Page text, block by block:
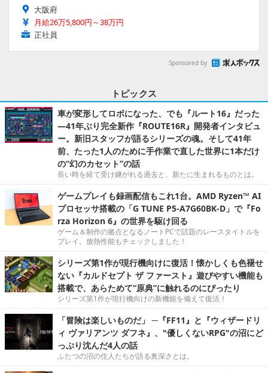
大阪府
月給26万5,800円～38万円
正社員
Sponsored by
トピックス
車が変形してロボになった、でも『ルート16』だった
―41年ぶり完全新作『ROUTE16R』開発者インタビュ
ー。新旧スタッフが語るシリーズの魂。そして41年
前、たった1人のために手作業で直した世界に1本だけ
の“幻のカセット”の話
長い時を経て受け継がれる過去と、新たに生まれるものとは。
ゲームプレイも録画配信もこれ1台。AMD Ryzen™ AI
プロセッサ搭載の「G TUNE P5-A7G60BK-D」で『Fo
rza Horizon 6』の世界を駆け回る
ゲーム＆制作の拠点となるノートPCで話題のレースタイトルを
プレイ。放熱性能もチェックしました！
シリーズ第1作が現行機向けに復活！懐かしくも色褪せ
ない『カルドセプト ザ ファースト』遊びやすい機能も
搭載で、あらためて“原典”に触れるのにぴったり
シリーズ第1作が現行機向けの新機能を備えて復活！
「冒険は楽しいものだ」 ─『FF11』と『ウィザードリ
ィ ヴァリアンツ ダフネ』、"優しくないRPG"の沼にど
っぷり沈んだ4人の話
ふたつの沼の住人たちが語る奥深さとは。